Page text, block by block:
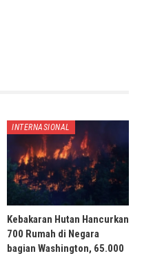
INTERNASIONAL
Kebakaran Hutan Hancurkan
700 Rumah di Negara
bagian Washington, 65.000